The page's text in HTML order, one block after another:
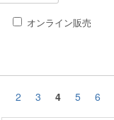
オンライン販売
2 3 4 5 6